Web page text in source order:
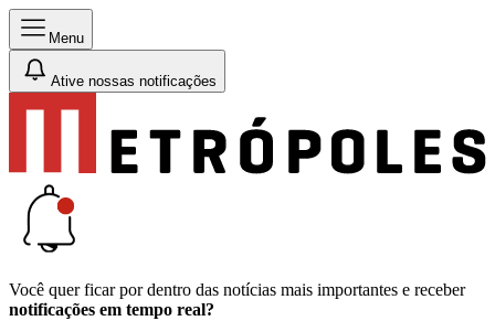
Menu
Ative nossas notificações
Você quer ficar por dentro das notícias mais importantes e receber
notificações em tempo real?